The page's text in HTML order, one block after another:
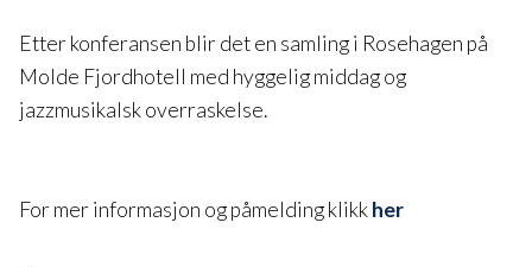
Etter konferansen blir det en samling i Rosehagen på
Molde Fjordhotell med hyggelig middag og
jazzmusikalsk overraskelse.
For mer informasjon og påmelding klikkher